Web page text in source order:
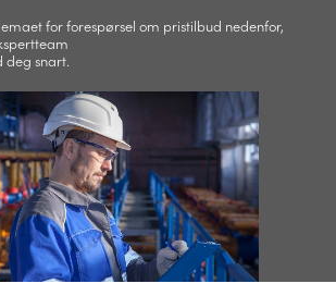
for forespørsel om pristilbud nedenfor,
deg snart.